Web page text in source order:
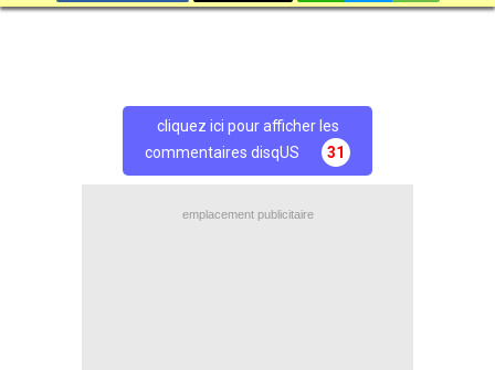
cliquez ici pour afficher les
commentaires disqUS
31
emplacement publicitaire